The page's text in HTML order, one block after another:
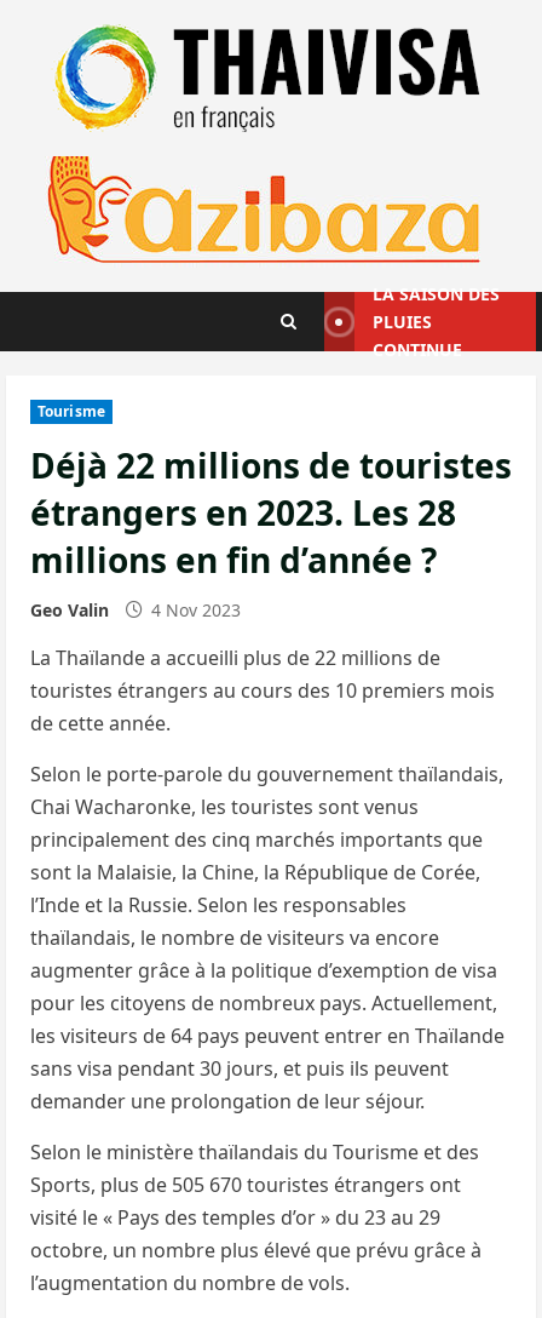
contenu
LA SAISON DES
PLUIES
CONTINUE
Tourisme
Déjà 22 millions de touristes
étrangers en 2023. Les 28
millions en fin d’année ?
Geo Valin 4 Nov 2023
La Thaïlande a accueilli plus de 22 millions de
touristes étrangers au cours des 10 premiers mois
de cette année.
Selon le porte-parole du gouvernement thaïlandais,
Chai Wacharonke, les touristes sont venus
principalement des cinq marchés importants que
sont la Malaisie, la Chine, la République de Corée,
l’Inde et la Russie. Selon les responsables
thaïlandais, le nombre de visiteurs va encore
augmenter grâce à la politique d’exemption de visa
pour les citoyens de nombreux pays. Actuellement,
les visiteurs de 64 pays peuvent entrer en Thaïlande
sans visa pendant 30 jours, et puis ils peuvent
demander une prolongation de leur séjour.
Selon le ministère thaïlandais du Tourisme et des
Sports, plus de 505 670 touristes étrangers ont
visité le « Pays des temples d’or » du 23 au 29
octobre, un nombre plus élevé que prévu grâce à
l’augmentation du nombre de vols.